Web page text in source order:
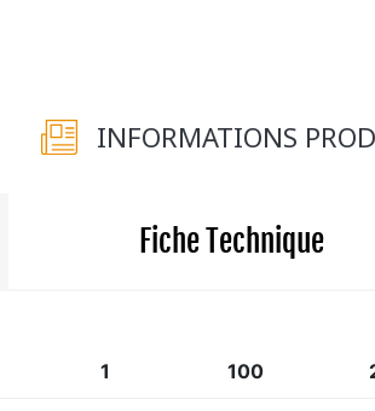
INFORMATIONS
Fiche Technique
1 100